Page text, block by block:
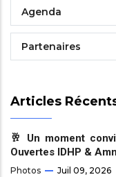
Agenda
Partenaires
Articles
🥂 Un moment
Ouvertes IDHP &
Photos Juil 09, 2026